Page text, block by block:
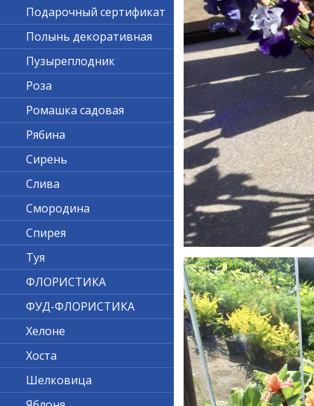
Подарочный сертификат
Полынь декоративная
Пузыреплодник
Роза
Ромашка садовая
Рябина
Сирень
Слива
Смородина
Спирея
Туя
ФЛОРИСТИКА
ФУД-ФЛОРИСТИКА
Хелоне
Хоста
Шелковица